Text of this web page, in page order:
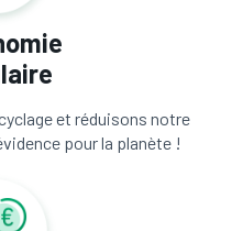
et réduisons notre
pour la planète !